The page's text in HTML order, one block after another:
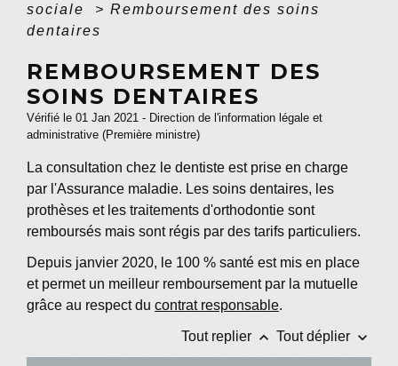
sociale
> Remboursement des soins
dentaires
REMBOURSEMENT DES
SOINS DENTAIRES
Vérifié le 01 Jan 2021 - Direction de l'information légale et
administrative (Première ministre)
La consultation chez le dentiste est prise en charge
par l'Assurance maladie. Les soins dentaires, les
prothèses et les traitements d'orthodontie sont
remboursés mais sont régis par des tarifs particuliers.
Depuis janvier 2020, le 100 % santé est mis en place
et permet un meilleur remboursement par la mutuelle
grâce au respect du contrat responsable.
Tout replier keyboard_arrow_up Tout déplier keyboard_arrow_down